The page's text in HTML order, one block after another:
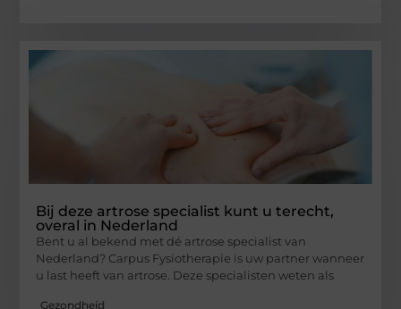
Bij deze artrose specialist kunt u terecht,
overal in Nederland
Bent u al bekend met dé artrose specialist van
Nederland? Carpus Fysiotherapie is uw partner wanneer
u last heeft van artrose. Deze specialisten weten als
Gezondheid